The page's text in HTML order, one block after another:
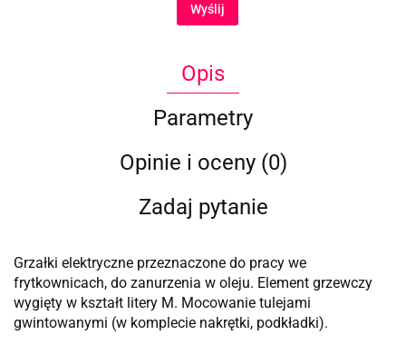
Wyślij
Opis
Parametry
Opinie i oceny (0)
Zadaj pytanie
Grzałki elektryczne przeznaczone do pracy we
frytkownicach, do zanurzenia w oleju. Element grzewczy
wygięty w kształt litery M. Mocowanie tulejami
gwintowanymi (w komplecie nakrętki, podkładki).